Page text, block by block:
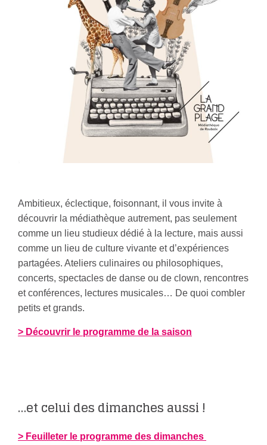
Ambitieux, éclectique, foisonnant, il vous invite à
découvrir la médiathèque autrement, pas seulement
comme un lieu studieux dédié à la lecture, mais aussi
comme un lieu de culture vivante et d’expériences
partagées. Ateliers culinaires ou philosophiques,
concerts, spectacles de danse ou de clown, rencontres
et conférences, lectures musicales… De quoi combler
petits et grands.
> Découvrir le programme de la saison
…et celui des dimanches aussi !
> Feuilleter le programme des dimanches